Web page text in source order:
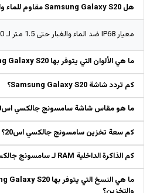
هل Samsung Galaxy S20 مقاوم للماء والغبار؟
معيار IP68 ضد الماء والغبار حتى 1.5 متر لـ 30 دقيقة
ما هي الألوان التي يتوفر بها Samsung Galaxy S20؟
كم تردد شاشة Samsung Galaxy S20؟
ما هو مقاس شاشة سامسونج جالكسي اس20؟
كم سعة تخزين سامسونج جالكسي اس20؟
كم الذاكرة الداخلية RAM لـ سامسونج جالكسي اس20؟